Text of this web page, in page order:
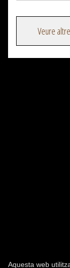
Veure
Aquesta web